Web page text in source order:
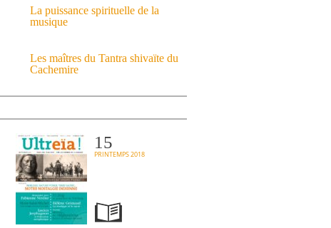
La puissance spirituelle de la
musique
Les maîtres du Tantra shivaïte du
Cachemire
15
PRINTEMPS 2018